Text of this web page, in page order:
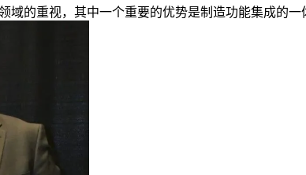
的重视，其中一个重要的优势是制造功能集成的